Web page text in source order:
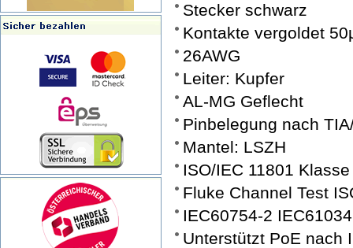
Stecker schwarz
Kontakte vergoldet
26AWG
Leiter: Kupfer
AL-MG Geflecht
Pinbelegung nach
Mantel: LSZH
ISO/IEC 11801
Fluke Channel Test
IEC60754-2 IEC61034
Unterstützt PoE nach